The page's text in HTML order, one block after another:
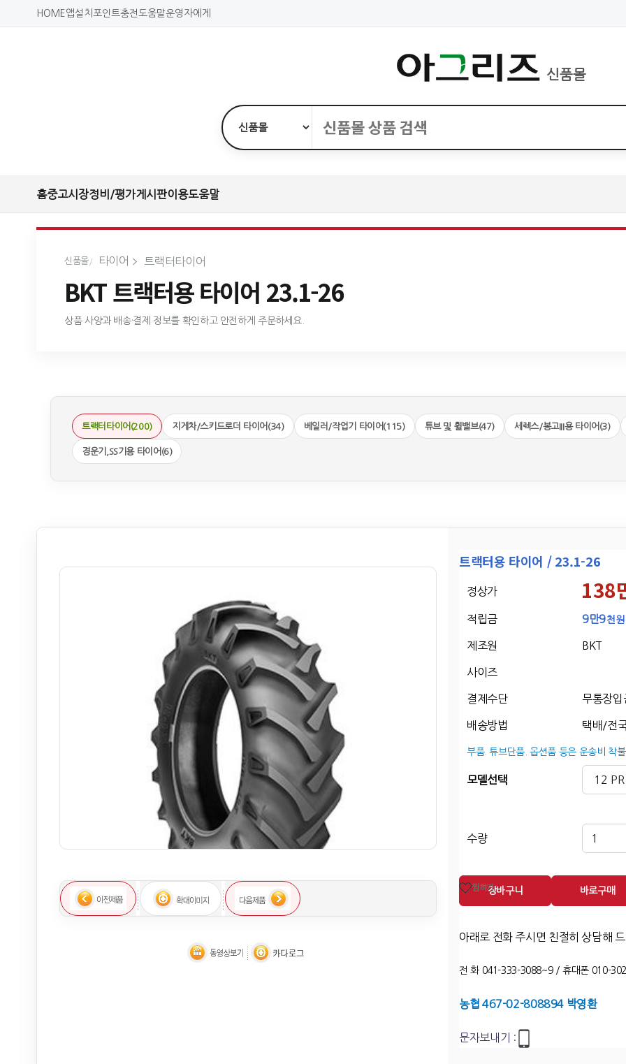
HOME 앱설치 포인트충전도움말운영자에게
신품몰
홈중고시장정비/평가게시판이용도움말
신품몰 타이어 트랙터타이어
BKT 트랙터용 타이어 23.1-26
상품 사양과 배송·결제 정보를 확인하고 안전하게 주문하세요.
트랙터타이어(200) 지게차/스키드로더 타이어(34) 베일러/작업기 타이어(115) 튜브 및 휠밸브(47) 세렉스/봉고III용 타이어(3)
경운기,SS기용 타이어(6)
트랙터용 타이어 / 23.1-26
정상가 138
적립금 9만9천원
제조원 BKT
사이즈
결제수단 무통장
배송방법 택배/전
부품. 튜브단품. 옵션품 등은 운송비 착불
모델선택
수량
찜하기장바구니 바로구매
아래로 전화 주시면 친절히 상담해
전 화 041-333-3088~9 / 휴대폰 010-
농협 467-02-808894 박영환
문자보내기 :